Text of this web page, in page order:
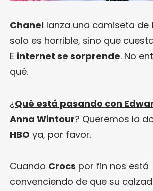
Chanel lanza una camiseta de
solo es horrible, sino que
E internet se sorprende. No
qué.
¿Qué está pasando con
Anna Wintour? Queremos la
HBO ya, por favor.
Cuando Crocs por fin nos está
convenciendo de que su